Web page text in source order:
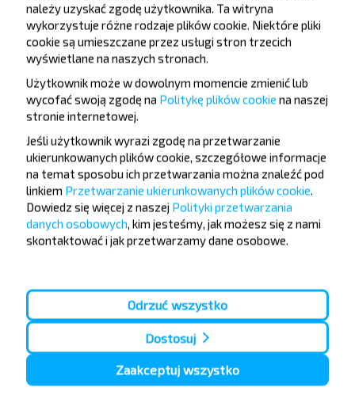
Chcesz
podróżować
taniej?
Nie przegap promocji, zniżek i innych ciekawych
ofert od serwisu INFOBUS. Zapisz się do
newslettera i podróżuj z nami jeszcze taniej!
należy uzyskać zgodę użytkownika. Ta witryna
wykorzystuje różne rodzaje plików cookie. Niektóre pliki
cookie są umieszczane przez usługi stron trzecich
wyświetlane na naszych stronach.
Użytkownik może w dowolnym momencie zmienić lub
wycofać swoją zgodę na Politykę plików cookie na naszej
stronie internetowej.
Jeśli użytkownik wyrazi zgodę na przetwarzanie
ukierunkowanych plików cookie, szczegółowe informacje
na temat sposobu ich przetwarzania można znaleźć pod
linkiem Przetwarzanie ukierunkowanych plików cookie.
Dowiedz się więcej z naszej Polityki przetwarzania
danych osobowych, kim jesteśmy, jak możesz się z nami
skontaktować i jak przetwarzamy dane osobowe.
Odrzuć wszystko
Dostosuj
Zaakceptuj wszystko